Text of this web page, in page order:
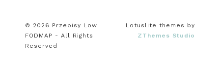
© 2026 Przepisy Low
FODMAP - All Rights
Reserved
Lotuslite themes by
ZThemes Studio